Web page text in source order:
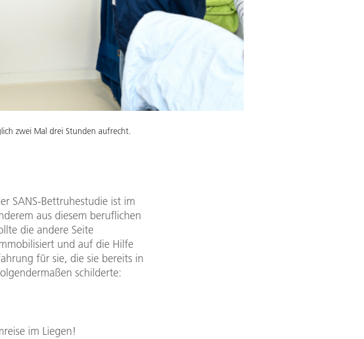
zwei Mal drei Stunden aufrecht.
SANS-Bettruhestudie ist im
aus diesem beruflichen
die andere Seite
und auf die Hilfe
für sie, die sie bereits in
schilderte:
im Liegen!